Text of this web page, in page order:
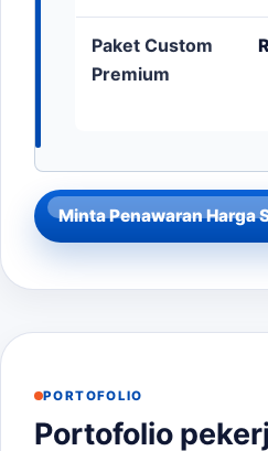
Paket Custom
Premium
Minta Penawaran Harga
PORTOFOLIO
Portofolio